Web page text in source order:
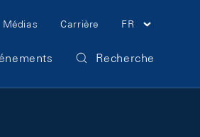
Médias Carrière FR
Recherche